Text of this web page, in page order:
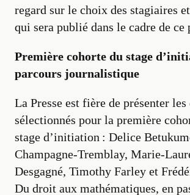
regard sur le choix des stagiaires
qui sera publié dans le cadre de
Première cohorte du stage
parcours journalistique
La Presse est fière de présenter
sélectionnés pour la première
stage d’initiation : Delice
Champagne-Tremblay, Marie-
Desgagné, Timothy Farley et
Du droit aux mathématiques, en